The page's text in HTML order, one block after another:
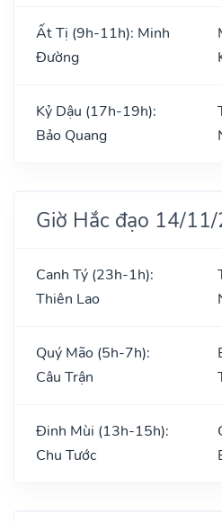
Ất Tị (9h-11h): Minh
Đường
Kỷ Dậu (17h-19h):
Bảo Quang
Giờ Hắc đạo 14/
Canh Tý (23h-1h):
Thiên Lao
Quý Mão (5h-7h):
Câu Trận
Đinh Mùi (13h-15h):
Chu Tước